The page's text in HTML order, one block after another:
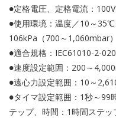
●定格電圧、定格電流：
●使用環境：温度／10～
106kPa（700～1,060mbar）
●適合規格：IEC61010-2-020
●速度設定範囲：200～
●遠心力設定範囲：10～
●タイマ設定範囲：1秒～99
テップ、時間：1時間ステッ